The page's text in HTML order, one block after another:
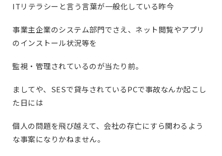
ITリテラシーと言う言葉が一般化している昨今
事業主企業のシステム部門でさえ、ネット閲覧やアプリ
のインストール状況等を
監視・管理されているのが当たり前。
ましてや、SESで貸与されているPCで事故なんか起こし
た日には
個人の問題を飛び越えて、会社の存亡にすら関わるよう
な事案になりかねません。